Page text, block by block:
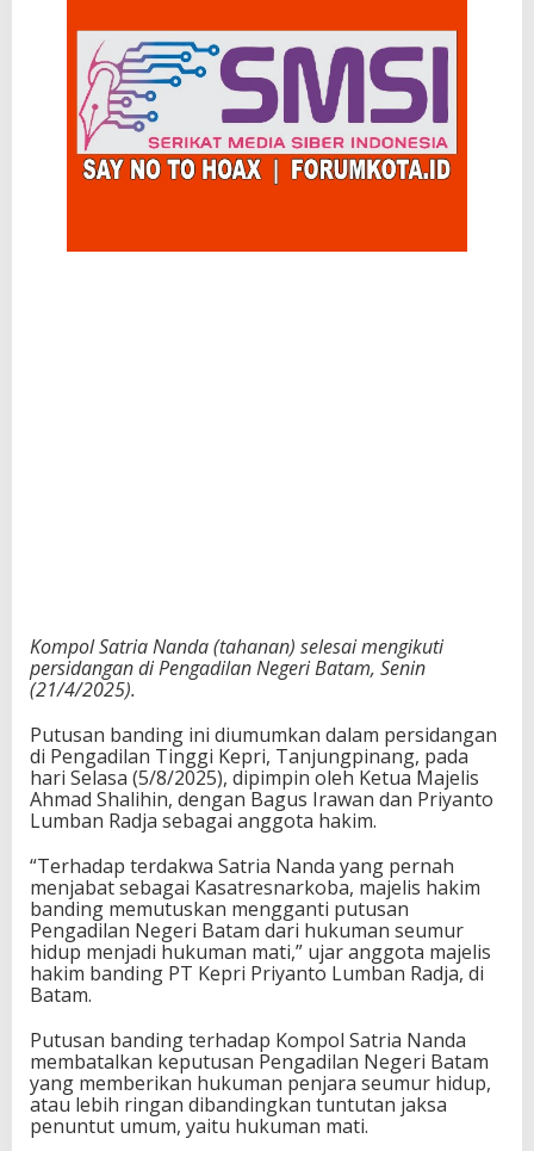
Kompol Satria Nanda (tahanan) selesai mengikuti
persidangan di Pengadilan Negeri Batam, Senin
(21/4/2025).
Putusan banding ini diumumkan dalam persidangan
di Pengadilan Tinggi Kepri, Tanjungpinang, pada
hari Selasa (5/8/2025), dipimpin oleh Ketua Majelis
Ahmad Shalihin, dengan Bagus Irawan dan Priyanto
Lumban Radja sebagai anggota hakim.
“Terhadap terdakwa Satria Nanda yang pernah
menjabat sebagai Kasatresnarkoba, majelis hakim
banding memutuskan mengganti putusan
Pengadilan Negeri Batam dari hukuman seumur
hidup menjadi hukuman mati,” ujar anggota majelis
hakim banding PT Kepri Priyanto Lumban Radja, di
Batam.
Putusan banding terhadap Kompol Satria Nanda
membatalkan keputusan Pengadilan Negeri Batam
yang memberikan hukuman penjara seumur hidup,
atau lebih ringan dibandingkan tuntutan jaksa
penuntut umum, yaitu hukuman mati.